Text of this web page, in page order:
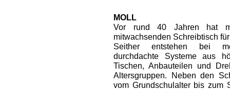
MOLL
Vor rund 40 Jahren hat
mitwachsenden Schreibtisch
Seither entstehen bei
durchdachte Systeme aus
Tischen, Anbauteilen und
Altersgruppen. Neben den
vom Grundschulalter bis zum